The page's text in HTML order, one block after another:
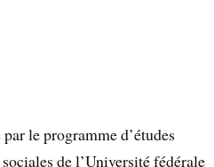
le programme d’études
de l’Université fédérale